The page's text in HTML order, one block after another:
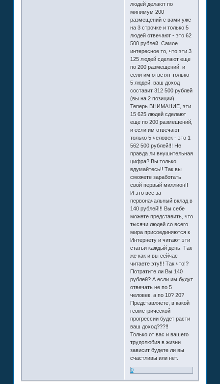
людей делают по
минимум 200
размещений с вами уже
на 3 строчке и только 5
людей отвечают - это 62
500 рублей. Самое
интересное то, что эти 3
125 людей сделают еще
по 200 размещений, и
если им ответят только
5 людей, ваш доход
составит 312 500 рублей
(вы на 2 позиции).
Теперь ВНИМАНИЕ, эти
15 625 людей сделают
еще по 200 размещений,
и если им отвечают
только 5 человек - это 1
562 500 рублей!!! Не
правда ли внушительная
цифра? Вы только
вдумайтесь!! Так вы
сможете заработать
свой первый миллион!!
И это всё за
первоначальный вклад в
140 рублей!!! Вы себе
можете представить, что
тысячи людей со всего
мира присоединяются к
Интернету и читают эти
статьи каждый день. Так
же как и вы сейчас
читаете эту!!! Так что!?
Потратите ли Вы 140
рублей? А если им будут
отвечать не по 5
человек, а по 10? 20?
Представляете, в какой
геометрической
прогрессии будет расти
ваш доход???!!
Только от вас и вашего
трудолюбия в жизни
зависит будете ли вы
счастливы или нет.
0